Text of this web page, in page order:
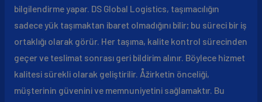
bilgilendirme yapar. DS Global Logistics, taşımacılığın
sadece yük taşımaktan ibaret olmadığını bilir; bu süreci bir iş
ortaklığı olarak görür. Her taşıma, kalite kontrol sürecinden
geçer ve teslimat sonrası geri bildirim alınır. Böylece hizmet
kalitesi sürekli olarak geliştirilir. Åžirketin önceliği,
müşterinin güvenini ve memnuniyetini sağlamaktır. Bu